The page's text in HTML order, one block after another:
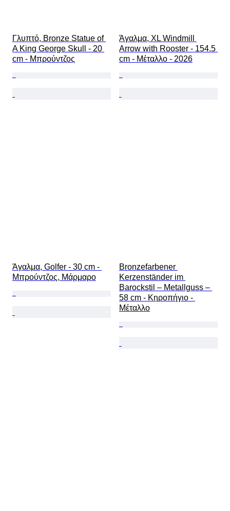
Γλυπτό, Bronze Statue of
A King George Skull - 20
cm - Μπρούντζος
Άγαλμα, XL Windmill
Arrow with Rooster - 154.5
cm - Μέταλλο - 2026
Άγαλμα, Golfer - 30 cm -
Μπρούντζος, Μάρμαρο
Bronzefarbener
Kerzenständer im
Barockstil – Metallguss –
58 cm - Κηροπήγιο -
Μέταλλο